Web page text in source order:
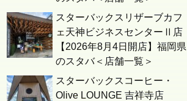
スターバックスリザーブカフ
ェ天神ビジネスセンターⅡ店
【2026年8月4日開店】福岡県
のスタバ＜店舗一覧＞
スターバックスコーヒー・
Olive LOUNGE 吉祥寺店